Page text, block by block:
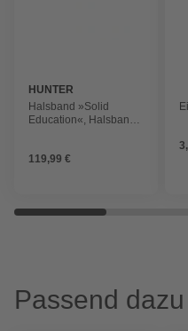
HUNTER
Halsband »Solid
Education«, Halsband
dunkelbraun/orange
119,99 €
Passend dazu